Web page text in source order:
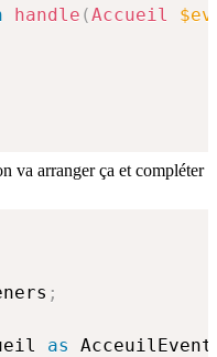
handle (Accueil
va arranger ça et compléter
;
as AcceuilEvent